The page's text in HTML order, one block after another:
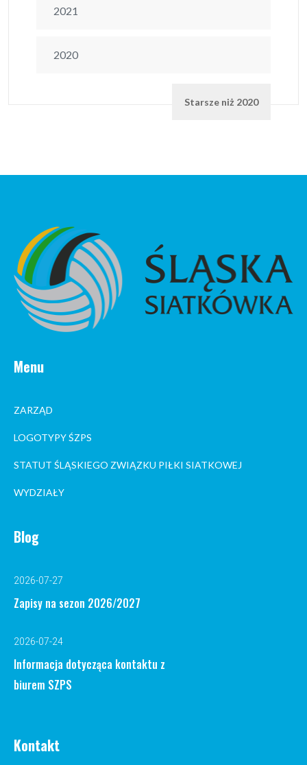
2021
2020
Starsze niż 2020
Menu
ZARZĄD
LOGOTYPY ŚZPS
STATUT ŚLĄSKIEGO ZWIĄZKU PIŁKI SIATKOWEJ
WYDZIAŁY
Blog
2026-07-27
Zapisy na sezon 2026/2027
2026-07-24
Informacja dotycząca kontaktu z
biurem SZPS
Kontakt